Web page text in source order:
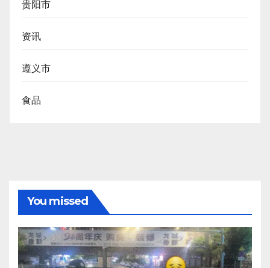
贵阳市
资讯
遵义市
食品
You missed